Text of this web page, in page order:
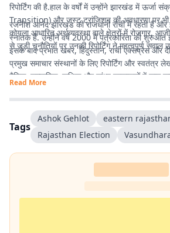
रिपोर्टिंग की है.हाल के वर्षों में उन्होंने झारखंड में ऊर्जा
Transition) और जस्ट ट्रांजिशन की अवधारणा पर
कोयला आधारित अर्थव्यवस्था वाले क्षेत्रों में रोजगार,
से जुड़ी चुनौतियों पर उनकी रिपोर्टिंग ने महत्वपूर्ण सवाल
रजनीश आनंद झारखंड की राजधानी रांची में रहती हैं और
स्नातक हैं. उन्होंने वर्ष 2000 में पत्रकारिता की
इसके बाद प्रभात खबर, हिंदुस्तान, रांची एक्सप्रेस और
प्रमुख समाचार संस्थानों के लिए रिपोर्टिंग और स्वतंत्र
दैनिक, साप्ताहिक, पाक्षिक और सांध्य प्रकाशनों में
से डिजिटल पत्रकारिता में सक्रिय हैं.
Read More
Tags
Ashok Gehlot eastern
Rajasthan Election